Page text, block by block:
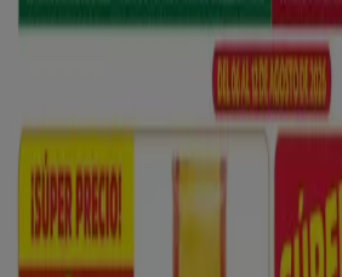
CARRERA 6 No 6 -79, Pamplona
6.7 km